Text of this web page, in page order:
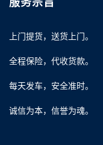
上门提货，送货上门。
全程保险，代收货款。
每天发车，安全准时。
诚信为本，信誉为魂。